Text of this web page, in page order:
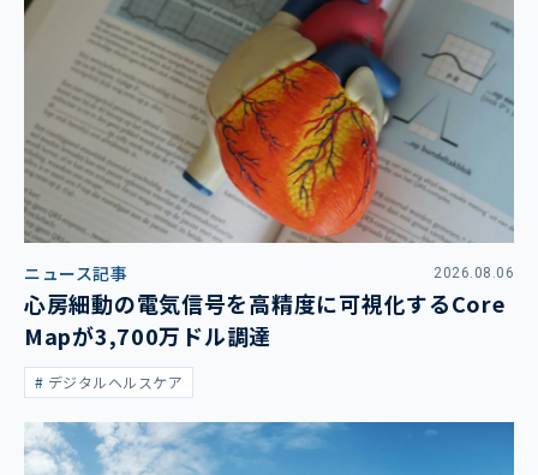
ニュース記事 2026.08.06
心房細動の電気信号を高精度に可視化するCore
Mapが3,700万ドル調達
デジタルヘルスケア